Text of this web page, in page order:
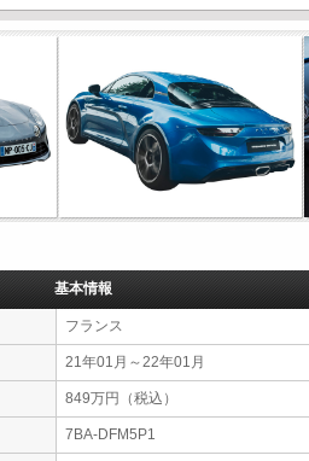
基本情報
フランス
21年01月～22年01月
849万円（税込）
7BA-DFM5P1